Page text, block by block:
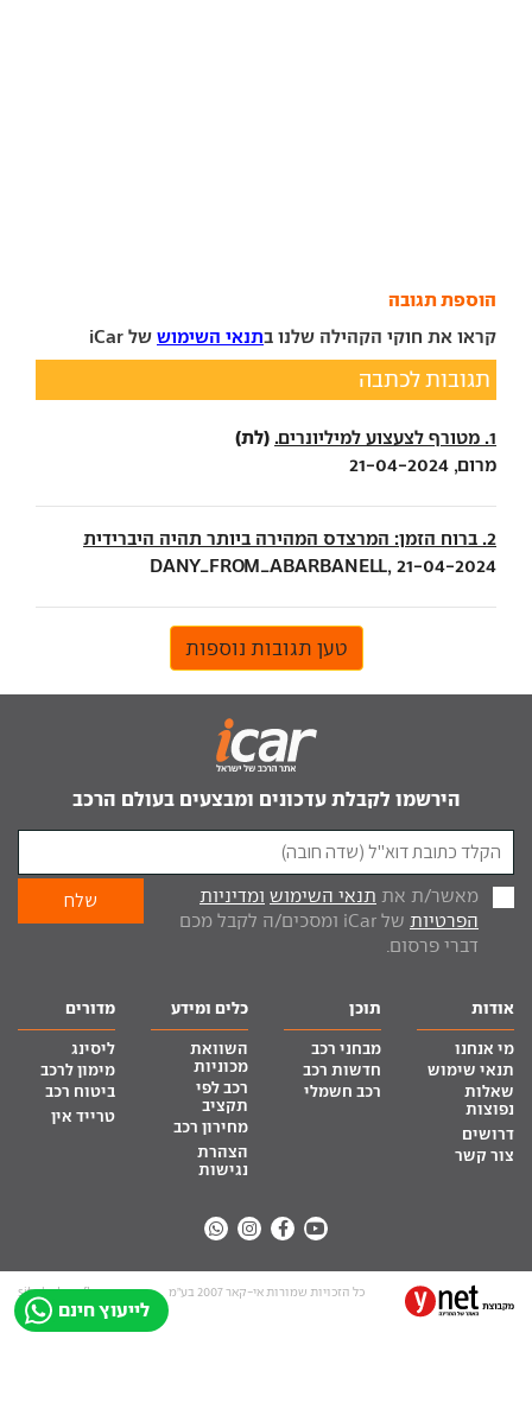
הוספת תגובה
קראו את חוקי הקהילה שלנו בתנאי השימוש של iCar
תגובות לכתבה
1. מטורף לצעצוע למיליונרים. (לת)
מרום, 21-04-2024
2. ברוח הזמן: המרצדס המהירה ביותר תהיה היברידית
DANY_FROM_ABARBANELL, 21-04-2024
טען תגובות נוספות
לייעוץ חינם
הירשמו לקבלת עדכונים ומבצעים בעולם הרכב
מאשר/ת את תנאי השימוש ומדיניות
הפרטיות
של iCar ומסכים/ה לקבל מכם
דברי פרסום.
אודות
מי אנחנו
תנאי שימוש
שאלות
נפוצות
דרושים
צור קשר
תוכן
מבחני רכב
חדשות רכב
רכב חשמלי
כלים ומידע
השוואת
מכוניות
רכב לפי
תקציב
מחירון רכב
הצהרת
נגישות
מדורים
ליסינג
מימון לרכב
ביטוח רכב
טרייד אין
כל הזכויות שמורות אי-קאר 2007 בע”מ site by tq.soft